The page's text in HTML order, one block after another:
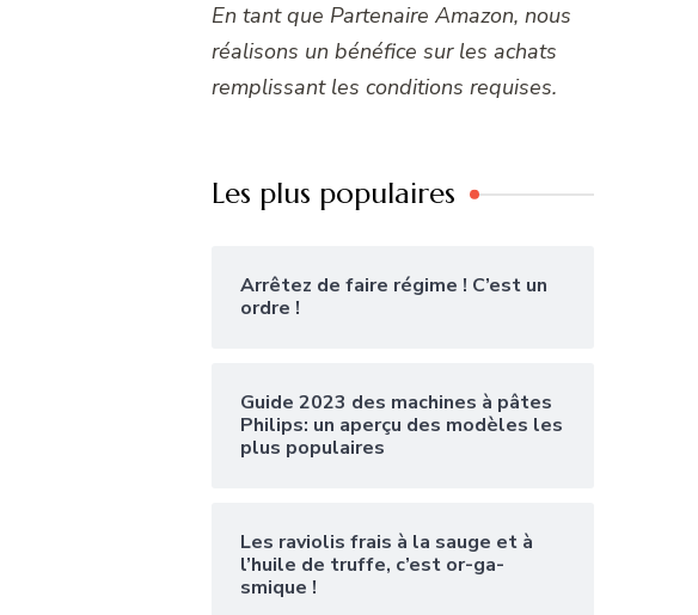
En tant que Partenaire Amazon, nous
réalisons un bénéfice sur les achats
remplissant les conditions requises.
Les plus populaires
Arrêtez de faire régime ! C’est un
ordre !
Guide 2023 des machines à pâtes
Philips: un aperçu des modèles les
plus populaires
Les raviolis frais à la sauge et à
l’huile de truffe, c’est or-ga-
smique !